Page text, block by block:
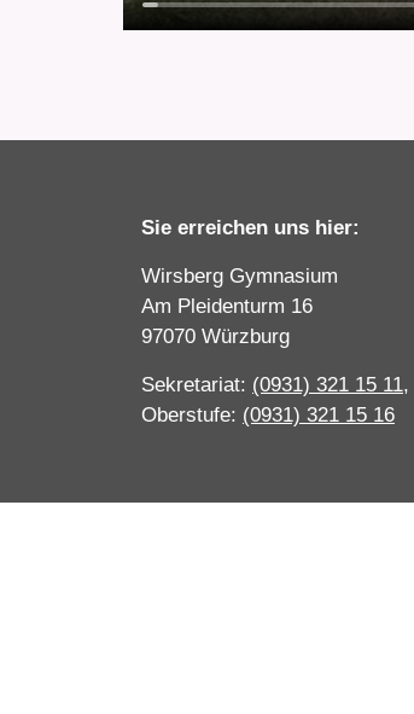
Sie erreichen uns hier:
Wirsberg Gymnasium
Am Pleidenturm 16
97070 Würzburg
Sekretariat: (0931) 321 15 11,
Oberstufe: (0931) 321 15 16